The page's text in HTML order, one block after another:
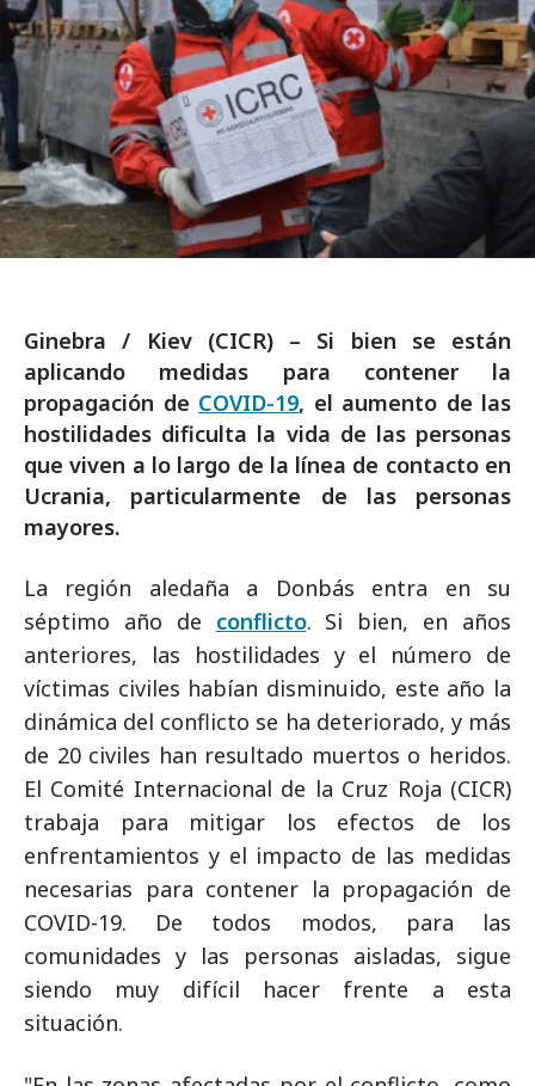
Ginebra / Kiev (CICR) – Si bien se están
aplicando medidas para contener la
propagación de COVID-19, el aumento de las
hostilidades dificulta la vida de las personas
que viven a lo largo de la línea de contacto en
Ucrania, particularmente de las personas
mayores.
La región aledaña a Donbás entra en su
séptimo año de conflicto. Si bien, en años
anteriores, las hostilidades y el número de
víctimas civiles habían disminuido, este año la
dinámica del conflicto se ha deteriorado, y más
de 20 civiles han resultado muertos o heridos.
El Comité Internacional de la Cruz Roja (CICR)
trabaja para mitigar los efectos de los
enfrentamientos y el impacto de las medidas
necesarias para contener la propagación de
COVID-19. De todos modos, para las
comunidades y las personas aisladas, sigue
siendo muy difícil hacer frente a esta
situación.